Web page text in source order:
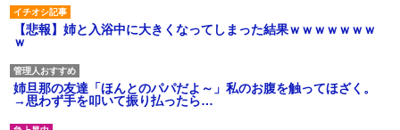
【悲報】姉と入浴中に大きくなってしまった結果ｗｗｗｗｗｗｗ
ｗ
姉旦那の友達「ほんとのパパだよ～」私のお腹を触ってほざく。
→思わず手を叩いて振り払ったら…